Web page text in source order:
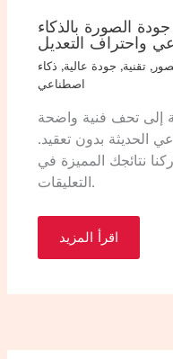
الصورة بالذكاء
واحتراف التعديل
,تقنية, جودة عالية, ذكاء
اصطناعي
إلى تحف فنية واضحة
الحديثة بدون تعقيد.
نتائجك المميزة في
التعليقات.
اقرأ المزيد